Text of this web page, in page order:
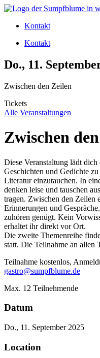
Zum
wechselnKontakt
Kontakt
Do., 11.
Zwischen den Zeilen
Tickets
Alle Veranstaltungen
Zwischen
Diese Veranstaltung lädt
Geschichten und Gedichte
Literatur einzutauchen. In
denken leise und tauschen
tragen. Zwischen den Zeilen
Erinnerungen und
zuhören genügt. Kein
erhaltet ihr direkt vor Ort.
Die zweite Themenreihe
statt. Die Teilnahme an allen
Teilnahme kostenlos,
ed.emulbfpmus@ortsag
Max. 12 Teilnehmende
Datum
Do., 11. September 2025
Location